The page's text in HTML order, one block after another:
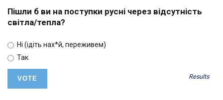
Пішли б ви на поступки русні через відсутність
світла/тепла?
Ні (ідіть нах*й, переживем)
Так
Results